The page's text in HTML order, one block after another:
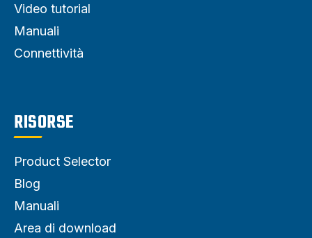
Video tutorial
Manuali
Connettività
RISORSE
Product Selector
Blog
Manuali
Area di download